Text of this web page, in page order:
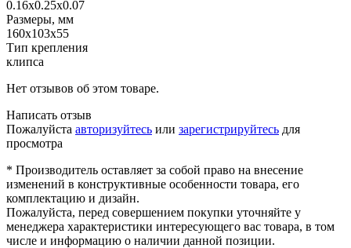
0.16x0.25x0.07
Размеры, мм
160х103х55
Тип крепления
клипса
Нет отзывов об этом товаре.
Написать отзыв
Пожалуйста авторизуйтесь или зарегистрируйтесь для
просмотра
* Производитель оставляет за собой право на внесение
изменений в конструктивные особенности товара, его
комплектацию и дизайн.
Пожалуйста, перед совершением покупки уточняйте у
менеджера характеристики интересующего вас товара, в том
числе и информацию о наличии данной позиции.